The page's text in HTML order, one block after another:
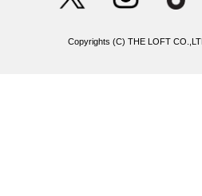
Copyrights (C) THE LOFT